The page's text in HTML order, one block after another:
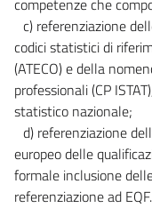
competenze che
c) referenziazione
codici statistici di
(ATECO) e della
professionali (CP
statistico nazionale;
d) referenziazione
europeo delle
formale inclusione
referenziazione ad EQF.